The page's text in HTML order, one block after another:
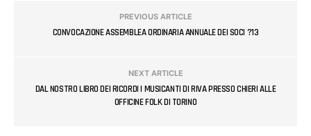
PREVIOUS ARTICLE
CONVOCAZIONE ASSEMBLEA ORDINARIA ANNUALE DEI SOCI ?13
NEXT ARTICLE
DAL NOSTRO LIBRO DEI RICORDI I MUSICANTI DI RIVA PRESSO CHIERI ALLE
OFFICINE FOLK DI TORINO